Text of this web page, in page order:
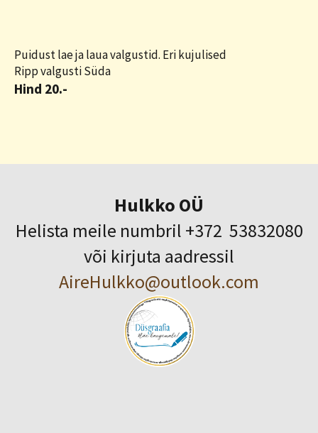
Puidust lae ja laua valgustid. Eri kujulised
Ripp valgusti Süda
Hind 20.-
Hulkko OÜ
Helista meile numbril +372 53832080
või kirjuta aadressil
AireHulkko@outlook.com